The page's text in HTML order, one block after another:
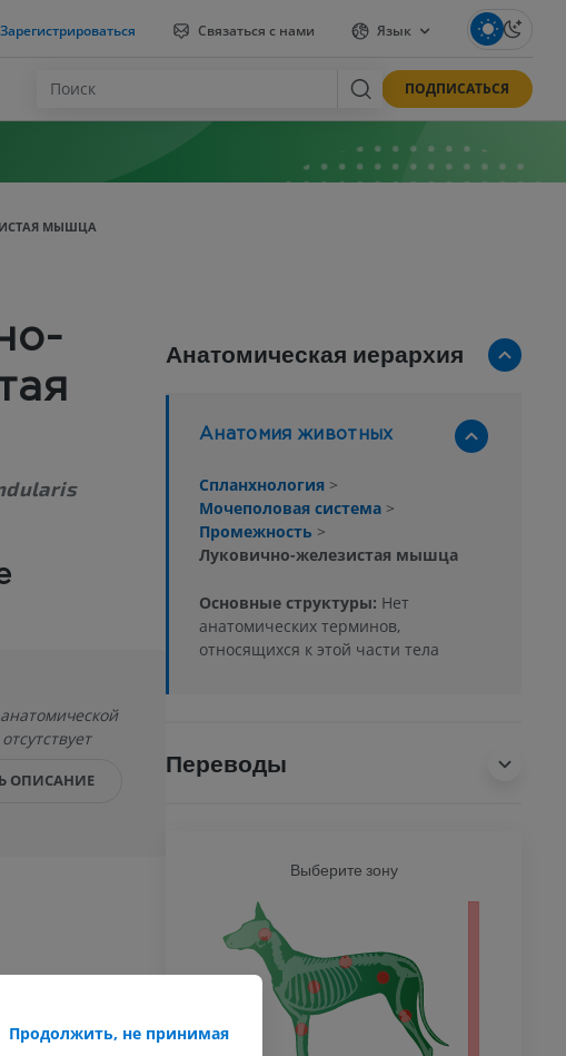
Зарегистрироваться Связаться с нами Язык
ПОДПИСАТЬСЯ
МЫШЦА
ОПИСАНИЕ
Анатомическая иерархия
Анатомия животных
Спланхнология >
Мочеполовая система >
Промежность >
Луковично-железистая мышца
Основные структуры: Нет
анатомических терминов,
относящихся к этой части тела
Переводы
Выберите зону
Продолжить, не принимая